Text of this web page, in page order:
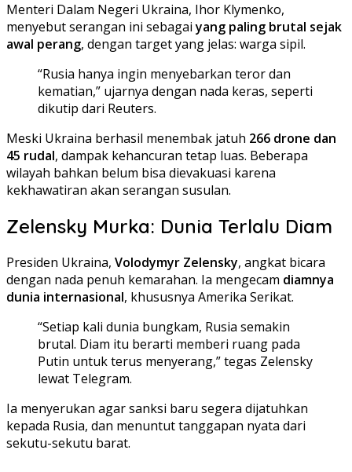
Menteri Dalam Negeri Ukraina, Ihor Klymenko,
menyebut serangan ini sebagaiyang paling brutal sejak
awal perang, dengan target yang jelas: warga sipil.
“Rusia hanya ingin menyebarkan teror dan
kematian,” ujarnya dengan nada keras, seperti
dikutip dari Reuters.
Meski Ukraina berhasil menembak jatuh 266 drone dan
45 rudal, dampak kehancuran tetap luas. Beberapa
wilayah bahkan belum bisa dievakuasi karena
kekhawatiran akan serangan susulan.
Zelensky Murka: Dunia Terlalu Diam
Presiden Ukraina, Volodymyr Zelensky, angkat bicara
dengan nada penuh kemarahan. Ia mengecam diamnya
dunia internasional, khususnya Amerika Serikat.
“Setiap kali dunia bungkam, Rusia semakin
brutal. Diam itu berarti memberi ruang pada
Putin untuk terus menyerang,” tegas Zelensky
lewat Telegram.
Ia menyerukan agar sanksi baru segera dijatuhkan
kepada Rusia, dan menuntut tanggapan nyata dari
sekutu-sekutu barat.